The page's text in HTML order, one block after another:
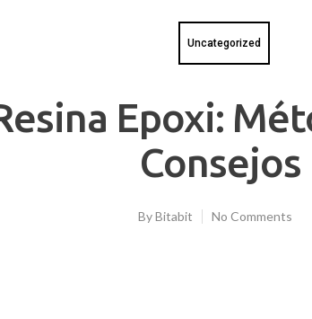
Uncategorized
Epoxi:
Consejos
ByBitabit No Comments